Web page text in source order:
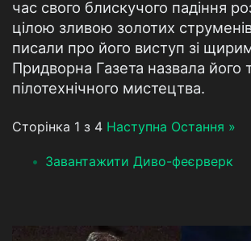
час свого блискучого падіння
цілою зливою золотих
писали про його виступ зі
Придворна Газета назвала його
пілотехнічного мистецтва.
Сторінка 1 з 4 Наступна Остання »
Завантажити Диво-феєрверк